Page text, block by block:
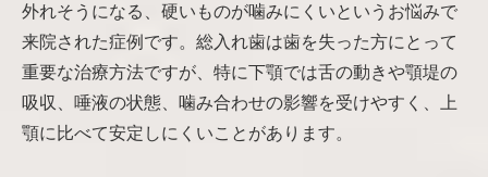
外れそうになる、硬いものが噛みにくいというお悩みで
来院された症例です。総入れ歯は歯を失った方にとって
重要な治療方法ですが、特に下顎では舌の動きや顎堤の
吸収、唾液の状態、噛み合わせの影響を受けやすく、上
顎に比べて安定しにくいことがあります。